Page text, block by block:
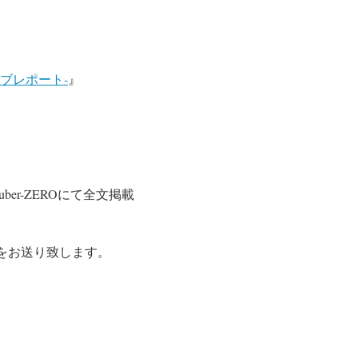
レポート‐』
ZEROにて全文掲載
送り致します。